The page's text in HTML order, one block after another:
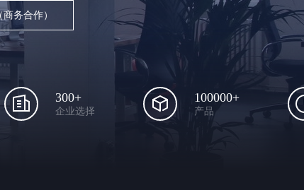
商务合作）
300+
企业选择
100000+
产品